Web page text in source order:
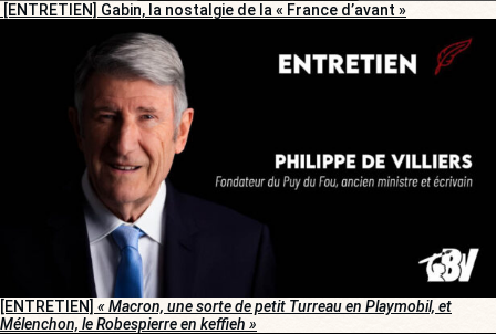
[ENTRETIEN] Gabin, la nostalgie de la « France d’avant »
[ENTRETIEN] « Macron, une sorte de petit Turreau en Playmobil, et
Mélenchon, le Robespierre en keffieh »